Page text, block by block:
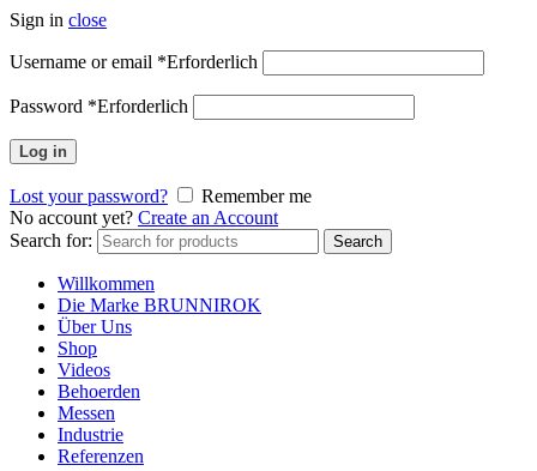
Sign in close
Username or email *Erforderlich
Password *Erforderlich
Log in
Lost your password?
Remember me
No account yet? Create an Account
Search for:
Search
Willkommen
Die Marke BRUNNIROK
Über Uns
Shop
Videos
Behoerden
Messen
Industrie
Referenzen